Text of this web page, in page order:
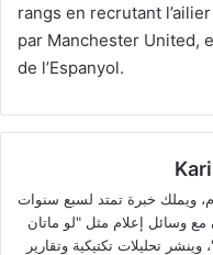
rangs en recrutant
par Manchester United,
de l’Espanyol.
خبرة تمتد لسبع سنوات
مع وسائل إعلام مثل "لو ماتان
تحليلات تكتيكية وتقارير